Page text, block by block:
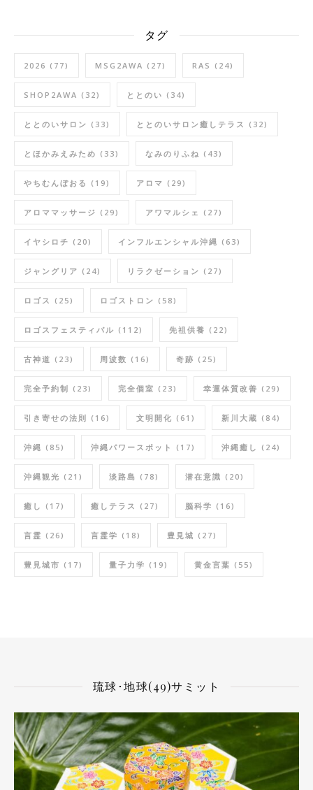
タグ
2026 (77) MSG2AWA (27) RAS (24)
SHOP2AWA (32) ととのい (34)
ととのいサロン (33) ととのいサロン癒しテラス (32)
とほかみえみため (33) なみのりふね (43)
やちむんぼおる (19) アロマ (29)
アロママッサージ (29) アワマルシェ (27)
イヤシロチ (20) インフルエンシャル沖縄 (63)
ジャングリア (24) リラクゼーション (27)
ロゴス (25) ロゴストロン (58)
ロゴスフェスティバル (112) 先祖供養 (22)
古神道 (23) 周波数 (16) 奇跡 (25)
完全予約制 (23) 完全個室 (23) 幸運体質改善 (29)
引き寄せの法則 (16) 文明開化 (61) 新川大蔵 (84)
沖縄 (85) 沖縄パワースポット (17) 沖縄癒し (24)
沖縄観光 (21) 淡路島 (78) 潜在意識 (20)
癒し (17) 癒しテラス (27) 脳科学 (16)
言霊 (26) 言霊学 (18) 豊見城 (27)
豊見城市 (17) 量子力学 (19) 黄金言葉 (55)
琉球･地球(49)サミット